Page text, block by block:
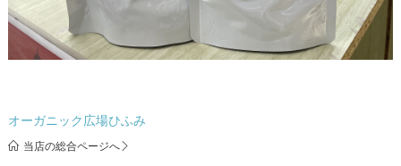
オーガニック広場ひふみ
当店の総合ページへ